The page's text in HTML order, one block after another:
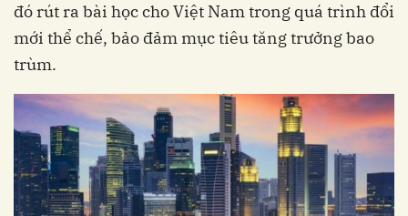
đó rút ra bài học cho Việt Nam trong quá trình đổi
mới thể chế, bảo đảm mục tiêu tăng trưởng bao
trùm.